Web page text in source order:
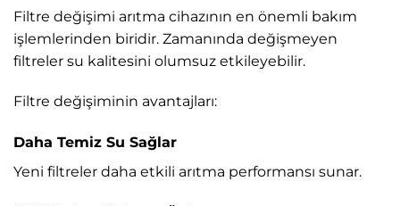
Filtre değişimi arıtma cihazının en önemli bakım
işlemlerinden biridir. Zamanında değişmeyen
filtreler su kalitesini olumsuz etkileyebilir.
Filtre değişiminin avantajları:
Daha Temiz Su Sağlar
Yeni filtreler daha etkili arıtma performansı sunar.